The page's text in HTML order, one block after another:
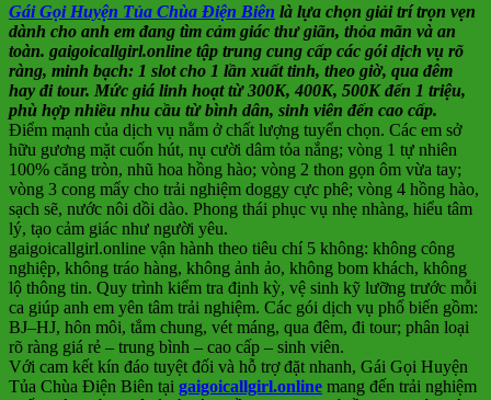
Gái Gọi Huyện Tủa Chùa Điện Biên là lựa chọn giải trí trọn vẹn
dành cho anh em đang tìm cảm giác thư giãn, thỏa mãn và an
toàn. gaigoicallgirl.online tập trung cung cấp các gói dịch vụ rõ
ràng, minh bạch: 1 slot cho 1 lần xuất tinh, theo giờ, qua đêm
hay đi tour. Mức giá linh hoạt từ 300K, 400K, 500K đến 1 triệu,
phù hợp nhiều nhu cầu từ bình dân, sinh viên đến cao cấp.
Điểm mạnh của dịch vụ nằm ở chất lượng tuyển chọn. Các em sở
hữu gương mặt cuốn hút, nụ cười dâm tỏa nắng; vòng 1 tự nhiên
100% căng tròn, nhũ hoa hồng hào; vòng 2 thon gọn ôm vừa tay;
vòng 3 cong mẩy cho trải nghiệm doggy cực phê; vòng 4 hồng hào,
sạch sẽ, nước nôi dồi dào. Phong thái phục vụ nhẹ nhàng, hiểu tâm
lý, tạo cảm giác như người yêu.
gaigoicallgirl.online vận hành theo tiêu chí 5 không: không công
nghiệp, không tráo hàng, không ảnh ảo, không bom khách, không
lộ thông tin. Quy trình kiểm tra định kỳ, vệ sinh kỹ lưỡng trước mỗi
ca giúp anh em yên tâm trải nghiệm. Các gói dịch vụ phổ biến gồm:
BJ–HJ, hôn môi, tắm chung, vét máng, qua đêm, đi tour; phân loại
rõ ràng giá rẻ – trung bình – cao cấp – sinh viên.
Với cam kết kín đáo tuyệt đối và hỗ trợ đặt nhanh, Gái Gọi Huyện
Tủa Chùa Điện Biên tại gaigoicallgirl.online mang đến trải nghiệm